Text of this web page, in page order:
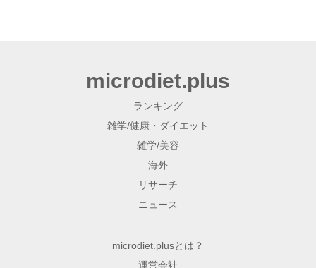
microdiet.plus
ランキング
雑学/健康・ダイエット
雑学/美容
海外
リサーチ
ニュース
microdiet.plusとは？
運営会社